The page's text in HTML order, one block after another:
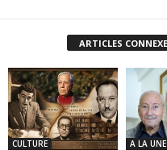
ARTICLES
CULTURE A LA UNE